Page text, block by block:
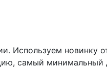
новинку
самый минимальный